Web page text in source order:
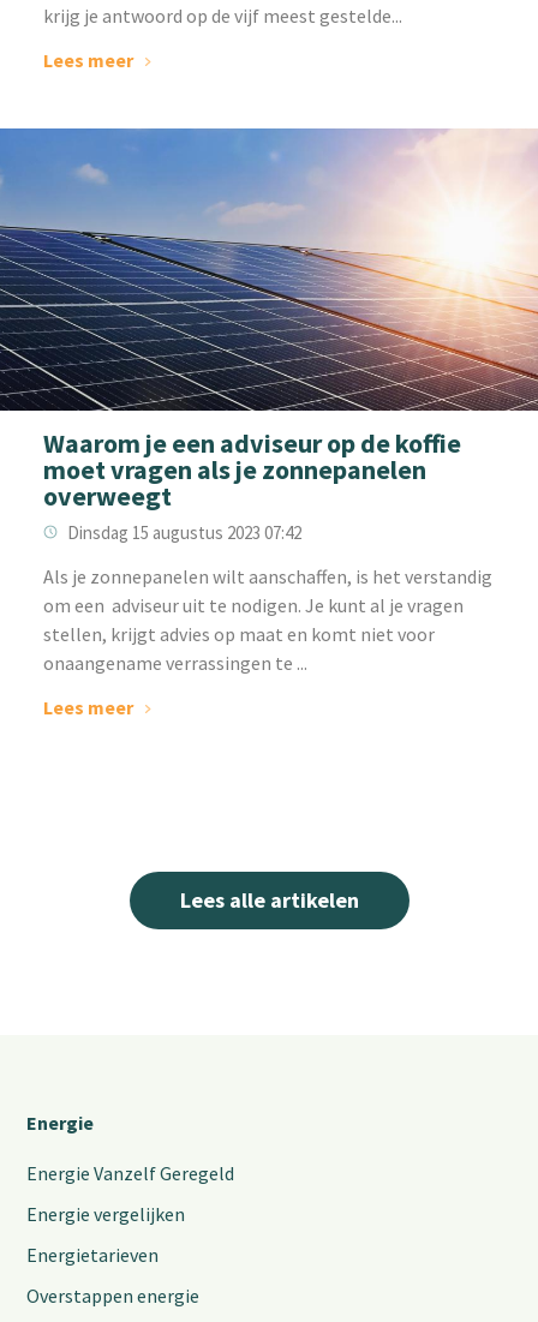
krijg je antwoord op de vijf meest gestelde...
Lees meer
Waarom je een adviseur op de koffie
moet vragen als je zonnepanelen
overweegt
Dinsdag 15 augustus 2023 07:42
‌Als je zonnepanelen wilt aanschaffen, is het verstandig
om een adviseur uit te nodigen. Je kunt al je vragen
stellen, krijgt advies op maat en komt niet voor
onaangename verrassingen te ...
Lees meer
Lees alle artikelen
Energie
Energie Vanzelf Geregeld
Energie vergelijken
Energietarieven
Overstappen energie